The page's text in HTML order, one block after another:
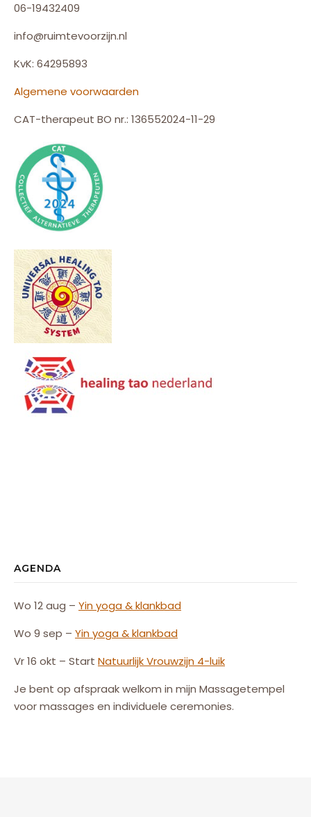
06-19432409
info@ruimtevoorzijn.nl
KvK: 64295893
Algemene voorwaarden
CAT-therapeut BO nr.: 136552024-11-29
AGENDA
Wo 12 aug – Yin yoga & klankbad
Wo 9 sep – Yin yoga & klankbad
Vr 16 okt – Start NatuurlijkVrouwzijn 4-luik
Je bent op afspraak welkom in mijn Massagetempel
voor massages en individuele ceremonies.